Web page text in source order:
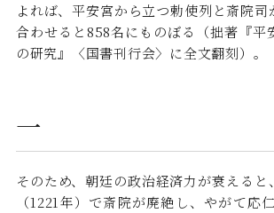
よれば、平安宮から立つ勅使列と斎院司
合わせると858名にものぼる（拙著『平
の研究』〈国書刊行会〉に全文翻刻）。
一
そのため、朝廷の政治経済力が衰える
（1221年）で斎院が廃絶し、やがて応